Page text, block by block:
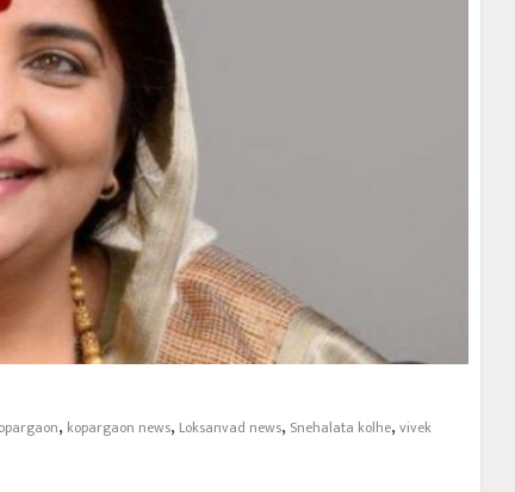
, kopargaon news, Loksanvad news, Snehalata kolhe, vivek